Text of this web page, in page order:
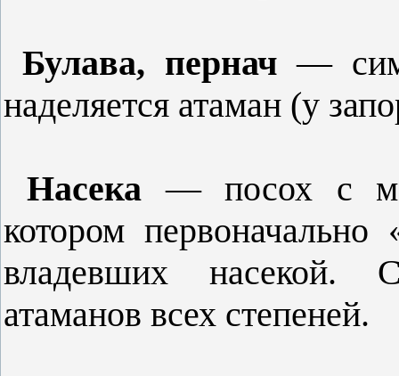
Булава, пернач —
наделяется атаман (у
Насека— посох с
котором первоначально
владевших на­секой.
атаманов всех степеней.